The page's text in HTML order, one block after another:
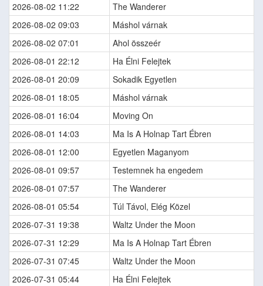
2026-08-02 11:22
The Wanderer
2026-08-02 09:03
Máshol várnak
2026-08-02 07:01
Ahol összeér
2026-08-01 22:12
Ha Élni Felejtek
2026-08-01 20:09
Sokadik Egyetlen
2026-08-01 18:05
Máshol várnak
2026-08-01 16:04
Moving On
2026-08-01 14:03
Ma Is A Holnap Tart Ébren
2026-08-01 12:00
Egyetlen Maganyom
2026-08-01 09:57
Testemnek ha engedem
2026-08-01 07:57
The Wanderer
2026-08-01 05:54
Túl Távol, Elég Közel
2026-07-31 19:38
Waltz Under the Moon
2026-07-31 12:29
Ma Is A Holnap Tart Ébren
2026-07-31 07:45
Waltz Under the Moon
2026-07-31 05:44
Ha Élni Felejtek